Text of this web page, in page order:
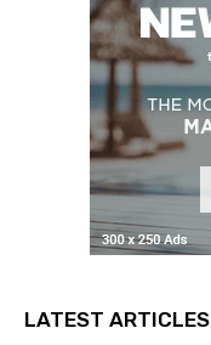
LATEST ARTICLES